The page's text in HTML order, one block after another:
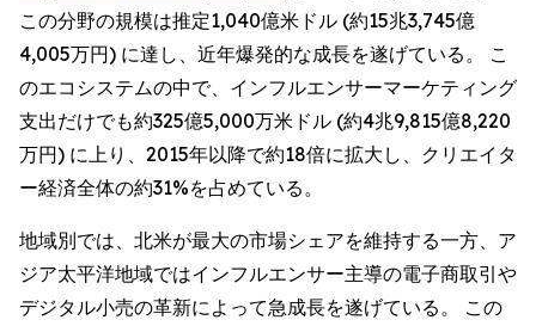
この分野の規模は推定1,040億米ドル (約15兆3,745億
4,005万円) に達し、近年爆発的な成長を遂げている。 こ
のエコシステムの中で、インフルエンサーマーケティング
支出だけでも約325億5,000万米ドル (約4兆9,815億8,220
万円) に上り、2015年以降で約18倍に拡大し、クリエイタ
ー経済全体の約31%を占めている。
地域別では、北米が最大の市場シェアを維持する一方、ア
ジア太平洋地域ではインフルエンサー主導の電子商取引や
デジタル小売の革新によって急成長を遂げている。 この